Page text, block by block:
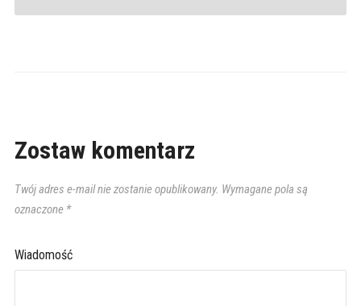
Zostaw komentarz
Twój adres e-mail nie zostanie opublikowany. Wymagane pola są
oznaczone *
Wiadomość